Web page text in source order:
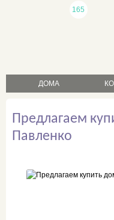
ДОМА
аренда
165
Предлагаем
Павленко